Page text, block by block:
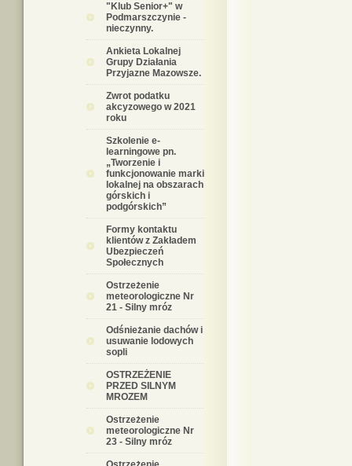
"Klub Senior+" w
Podmarszczynie -
nieczynny.
Ankieta Lokalnej
Grupy Działania
Przyjazne Mazowsze.
Zwrot podatku
akcyzowego w 2021
roku
Szkolenie e-
learningowe pn.
„Tworzenie i
funkcjonowanie marki
lokalnej na obszarach
górskich i
podgórskich”
Formy kontaktu
klientów z Zakładem
Ubezpieczeń
Społecznych
Ostrzeżenie
meteorologiczne Nr
21 - Silny mróz
Odśnieżanie dachów i
usuwanie lodowych
sopli
OSTRZEŻENIE
PRZED SILNYM
MROZEM
Ostrzeżenie
meteorologiczne Nr
23 - Silny mróz